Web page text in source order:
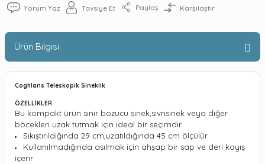
Yorum Yaz Tavsiye Et Paylaş Karşılaştır
Ürün Bilgisi
Coghlans Teleskopik Sineklik
ÖZELLİKLER
Bu kompakt ürün sinir bozucu sinek,sivrisinek veya diğer
böcekleri uzak tutmak için ideal bir seçimdir
Sıkıştırıldığında 29 cm,uzatıldığında 45 cm ölçülür
Kullanılmadığında asılmak için ahşap bir sap ve deri kayış
içerir